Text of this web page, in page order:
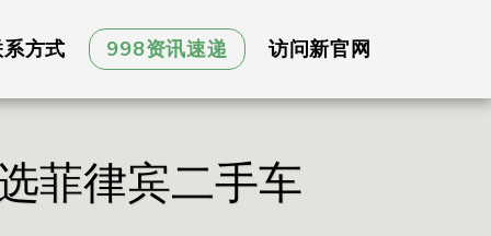
方式 998资讯速递 访问新官网
菲律宾二手车